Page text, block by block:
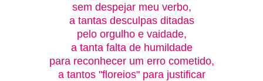
sem despejar meu verbo,
a tantas desculpas ditadas
pelo orgulho e vaidade,
a tanta falta de humildade
para reconhecer um erro cometido,
a tantos "floreios" para justificar